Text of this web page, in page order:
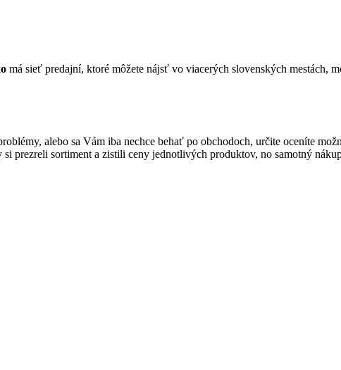
má sieť predajní, ktoré môžete nájsť vo viacerých slovenských mestách,
alebo sa Vám iba nechce behať po obchodoch, určite oceníte
prezreli sortiment a zistili ceny jednotlivých produktov, no samotný